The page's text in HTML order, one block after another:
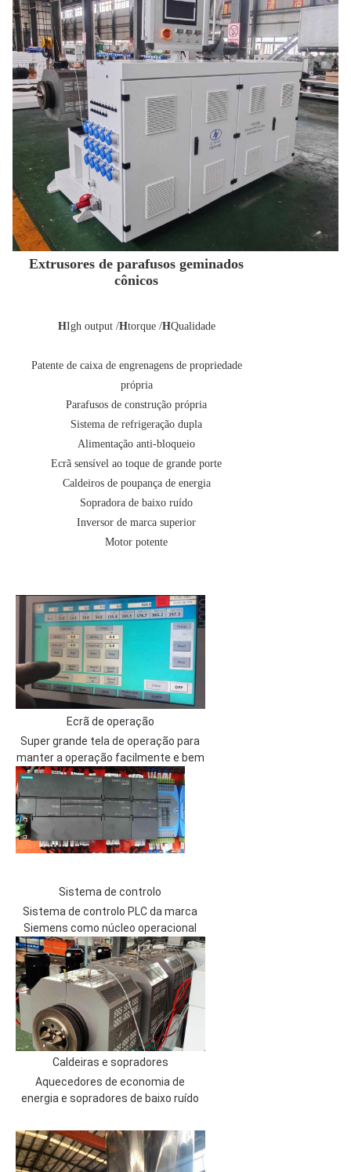
Extrusores de parafusos geminados
cônicos
HIgh output /Htorque /HQualidade
Patente de caixa de engrenagens de propriedade
própria
Parafusos de construção própria
Sistema de refrigeração dupla
Alimentação anti-bloqueio
Ecrã sensível ao toque de grande porte
Caldeiros de poupança de energia
Sopradora de baixo ruído
Inversor de marca superior
Motor potente
Ecrã de operação
Super grande tela de operação para
manter a operação facilmente e bem
Sistema de controlo
Sistema de controlo PLC da marca
Siemens como núcleo operacional
Caldeiras e sopradores
Aquecedores de economia de
energia e sopradores de baixo ruído